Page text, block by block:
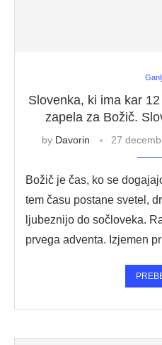
Slovenka, ki ima kar
zapela za Božič.
by Davorin 27
Božič je čas, ko se
tem času postane svetel,
ljubeznijo do sočloveka.
prvega adventa. Izjemen